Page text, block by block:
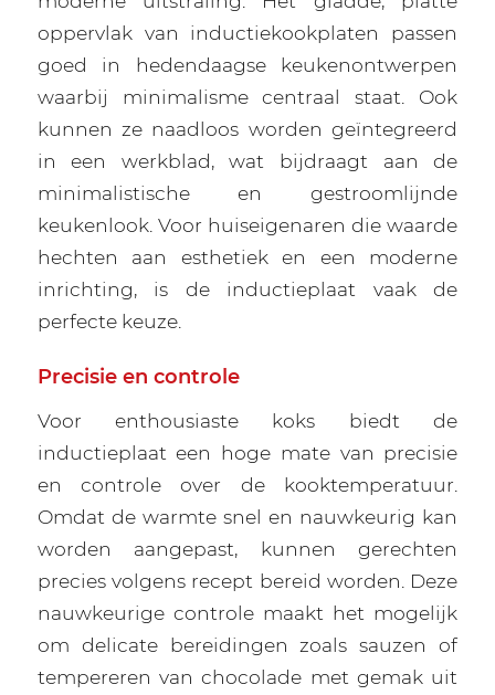
oppervlak van inductiekookplaten passen
goed in hedendaagse keukenontwerpen
waarbij minimalisme centraal staat. Ook
kunnen ze naadloos worden geïntegreerd
in een werkblad, wat bijdraagt aan de
minimalistische en gestroomlijnde
keukenlook. Voor huiseigenaren die waarde
hechten aan esthetiek en een moderne
inrichting, is de inductieplaat vaak de
perfecte keuze.
Precisie en controle
Voor enthousiaste koks biedt de
inductieplaat een hoge mate van precisie
en controle over de kooktemperatuur.
Omdat de warmte snel en nauwkeurig kan
worden aangepast, kunnen gerechten
precies volgens recept bereid worden. Deze
nauwkeurige controle maakt het mogelijk
om delicate bereidingen zoals sauzen of
tempereren van chocolade met gemak uit